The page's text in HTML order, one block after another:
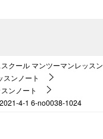
クール マンツーマンレッスン
スンノート
ンノート
4-1 6-no0038-1024